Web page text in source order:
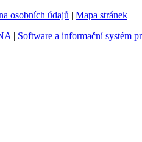
osobních údajů | Mapa stránek
| Software a informační systém